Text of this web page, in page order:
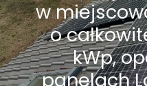
w
o
kWp,
panelach